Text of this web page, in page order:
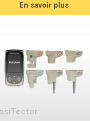
En savoir plus